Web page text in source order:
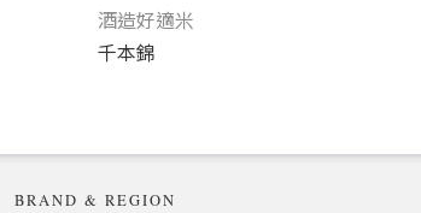
酒造好適米
千本錦
BRAND & REGION